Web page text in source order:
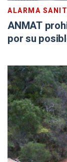
ALARMA
ANMAT
por su